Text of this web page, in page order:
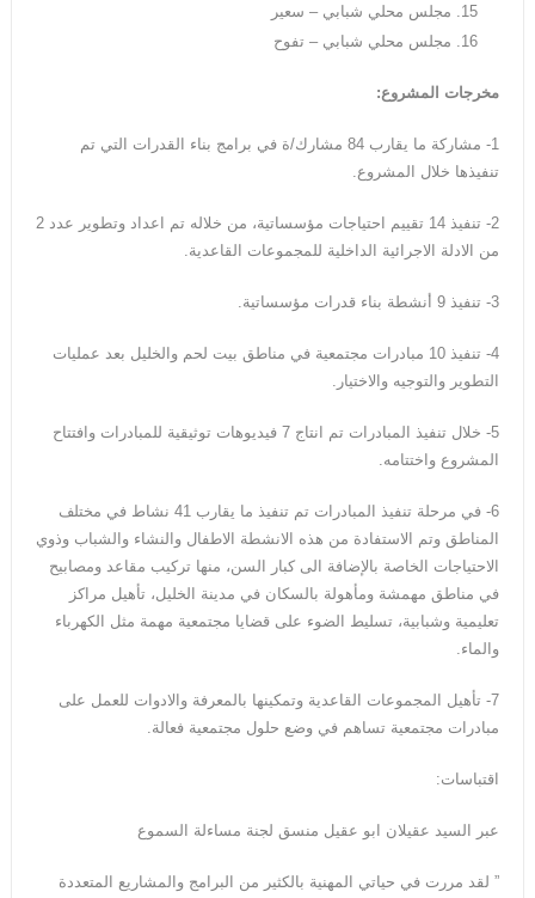
مجلس محلي شبابي – سعير
مجلس محلي شبابي – تفوح
مخرجات المشروع:
1- مشاركة ما يقارب 84 مشارك/ة في برامج بناء القدرات التي تم
تنفيذها خلال المشروع.
2- تنفيذ 14 تقييم احتياجات مؤسساتية، من خلاله تم اعداد وتطوير عدد 2
من الادلة الاجرائية الداخلية للمجموعات القاعدية.
3- تنفيذ 9 أنشطة بناء قدرات مؤسساتية.
4- تنفيذ 10 مبادرات مجتمعية في مناطق بيت لحم والخليل بعد عمليات
التطوير والتوجيه والاختيار.
5- خلال تنفيذ المبادرات تم انتاج 7 فيديوهات توثيقية للمبادرات وافتتاح
المشروع واختتامه.
6- في مرحلة تنفيذ المبادرات تم تنفيذ ما يقارب 41 نشاط في مختلف
المناطق وتم الاستفادة من هذه الانشطة الاطفال والنشاء والشباب وذوي
الاحتياجات الخاصة بالإضافة الى كبار السن، منها تركيب مقاعد ومصابيح
في مناطق مهمشة ومأهولة بالسكان في مدينة الخليل، تأهيل مراكز
تعليمية وشبابية، تسليط الضوء على قضايا مجتمعية مهمة مثل الكهرباء
والماء.
7- تأهيل المجموعات القاعدية وتمكينها بالمعرفة والادوات للعمل على
مبادرات مجتمعية تساهم في وضع حلول مجتمعية فعالة.
اقتباسات:
عبر السيد عقيلان ابو عقيل منسق لجنة مساءلة السموع
” لقد مررت في حياتي المهنية بالكثير من البرامج والمشاريع المتعددة